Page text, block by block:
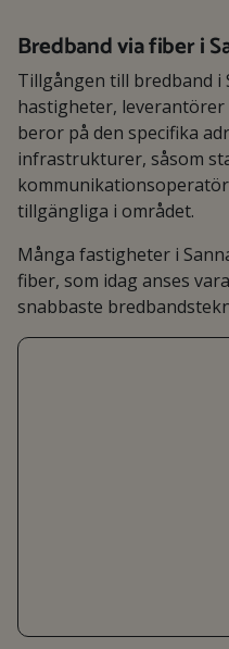
Bredband via fiber i
Tillgången till bredband i
hastigheter,
beror på den specifika
infrastrukturer, såsom
tillgängliga i området.
Många fastigheter i
fiber, som idag anses
snabbaste